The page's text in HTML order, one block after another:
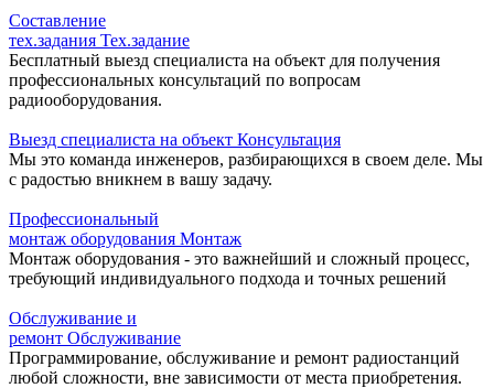
Составление
тех.задания Тех.задание
Бесплатный выезд специалиста на объект для получения
профессиональных консультаций по вопросам
радиооборудования.
Выезд специалиста на объект Консультация
Мы это команда инженеров, разбирающихся в своем деле. Мы
с радостью вникнем в вашу задачу.
Профессиональный
монтаж оборудования Монтаж
Монтаж оборудования - это важнейший и сложный процесс,
требующий индивидуального подхода и точных решений
Обслуживание и
ремонт Обслуживание
Программирование, обслуживание и ремонт радиостанций
любой сложности, вне зависимости от места приобретения.